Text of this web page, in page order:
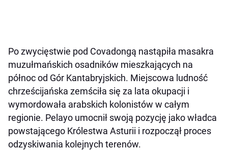
Po zwycięstwie pod Covadongą nastąpiła masakra
muzułmańskich osadników mieszkających na
północ od Gór Kantabryjskich. Miejscowa ludność
chrześcijańska zemściła się za lata okupacji i
wymordowała arabskich kolonistów w całym
regionie. Pelayo umocnił swoją pozycję jako władca
powstającego Królestwa Asturii i rozpoczął proces
odzyskiwania kolejnych terenów.